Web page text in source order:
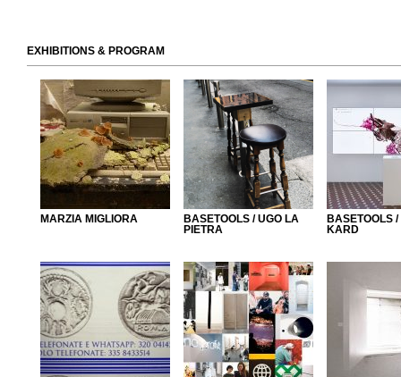
EXHIBITIONS & PROGRAM
MARZIA MIGLIORA
BASETOOLS / UGO LA
PIETRA
BASETOOLS
KARD